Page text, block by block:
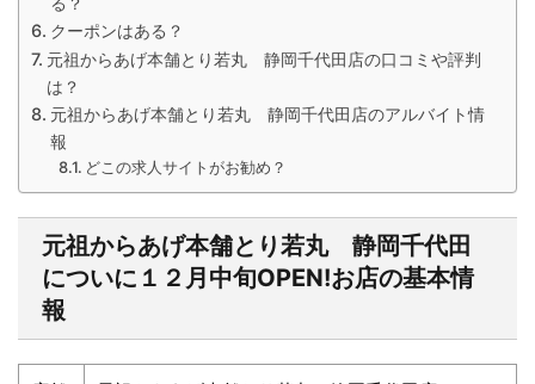
クーポンはある？
元祖からあげ本舗とり若丸 静岡千代田店の口コミや評判
は？
元祖からあげ本舗とり若丸 静岡千代田店のアルバイト情
報
どこの求人サイトがお勧め？
元祖からあげ本舗とり若丸 静岡千代田
についに１２月中旬OPEN!お店の基本情
報